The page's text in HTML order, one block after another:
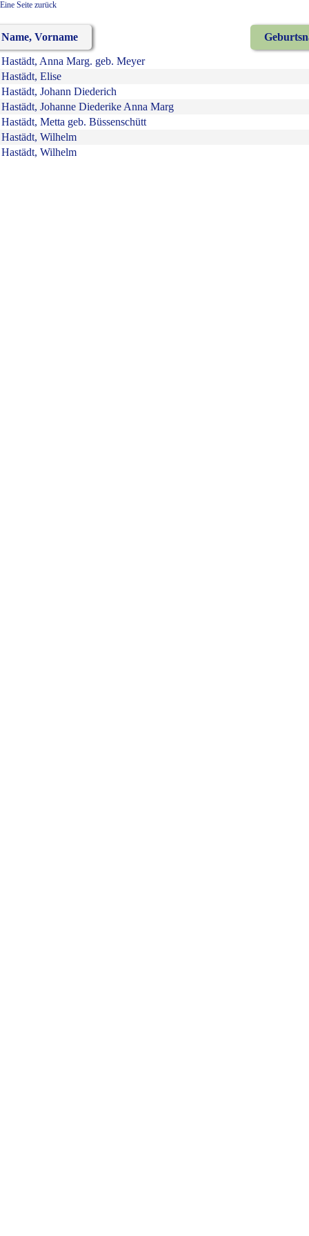
Eine Seite zurück
Name, Vorname
Hastädt, Anna Marg. geb. Meyer
Hastädt, Elise
Hastädt, Johann Diederich
Hastädt, Johanne Diederike Anna Marg
Hastädt, Metta geb. Büssenschütt
Hastädt, Wilhelm
Hastädt, Wilhelm